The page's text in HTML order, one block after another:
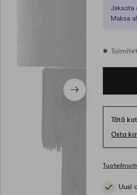
Seuraava
tuote
Jaksota
Maksa
Tätä
Osta
Uusi